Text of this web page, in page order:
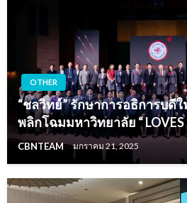
OTHER
“ชลวิทย์” รักษาการอธิการบดี
พลิกโฉมมหาวิทยาลัย “ LOVES
CBNTEAM มกราคม 21, 2025